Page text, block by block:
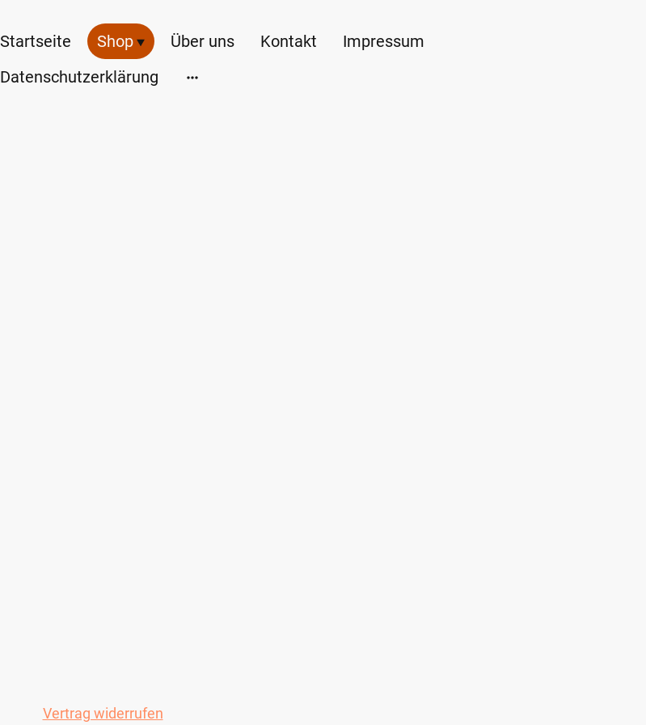
Startseite Shop Über uns Kontakt
Impressum
Datenschutzerklärung
Vertrag widerrufen